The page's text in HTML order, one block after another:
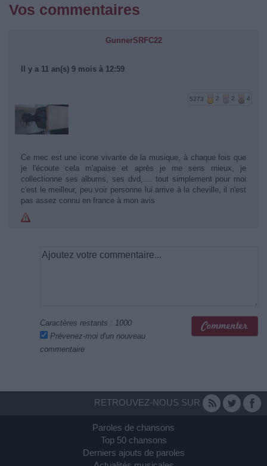
Vos commentaires
GunnerSRFC22
Il y a 11 an(s) 9 mois à 12:59
5273 2 2 4
Ce mec est une icone vivante de la musique, à chaque fois que
je l'écoute cela m'apaise et après je me sens mieux, je
collectionne ses albums, ses dvd,.... tout simplement pour moi
c'est le meilleur, peu voir personne lui arrive à la cheville, il n'est
pas assez connu en france à mon avis
Caractères restants : 1000
Prévenez-moi d'un nouveau
commentaire
RETROUVEZ-NOUS SUR
Paroles de chansons
Top 50 chansons
Derniers ajouts de paroles